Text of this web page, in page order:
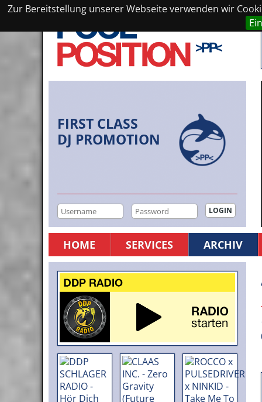
Zur Bereitstellung unserer Webseite verwenden wir
FIRST CLASS
DJ PROMOTION
HOME SERVICES ARCHIV